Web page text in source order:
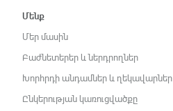
Մենք
Մեր մասին
Բաժնետերեր և ներդրողներ
Խորհրդի անդամներ և ղեկավարներ
Ընկերության կառուցվածքը